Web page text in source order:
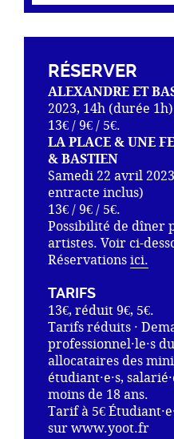
RÉSERVER
ALEXANDRE ET
2023, 14h (durée
13€ / 9€ / 5€.
LA PLACE & UNE
& BASTIEN
Samedi 22 avril
entracte inclus)
13€ / 9€ / 5€.
Possibilité de dîner
artistes. Voir ci-
Réservations ici.
TARIFS
13€, réduit 9€, 5€.
Tarifs réduits ·
professionnel·le·s
allocataires des
étudiant·e·s,
moins de 18 ans.
Tarif à 5€
sur www.yoot.fr